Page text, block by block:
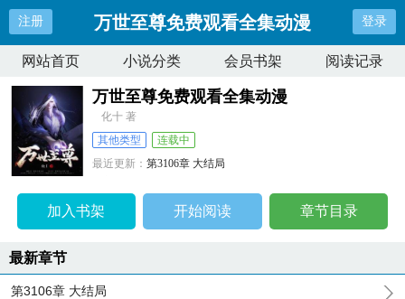
注册 万世至尊免费观看全集动漫 登录
网站首页 小说分类 会员书架 阅读记录
万世至尊免费观看全集动漫
化十 著
其他类型
连载中
最近更新：第3106章 大结局
加入书架 开始阅读 章节目录
最新章节
第3106章 大结局